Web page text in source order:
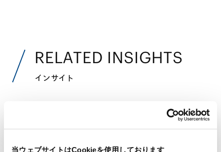
当ウェブサイトはCookieを使用しております
RELATED INSIGHTS
インサイト